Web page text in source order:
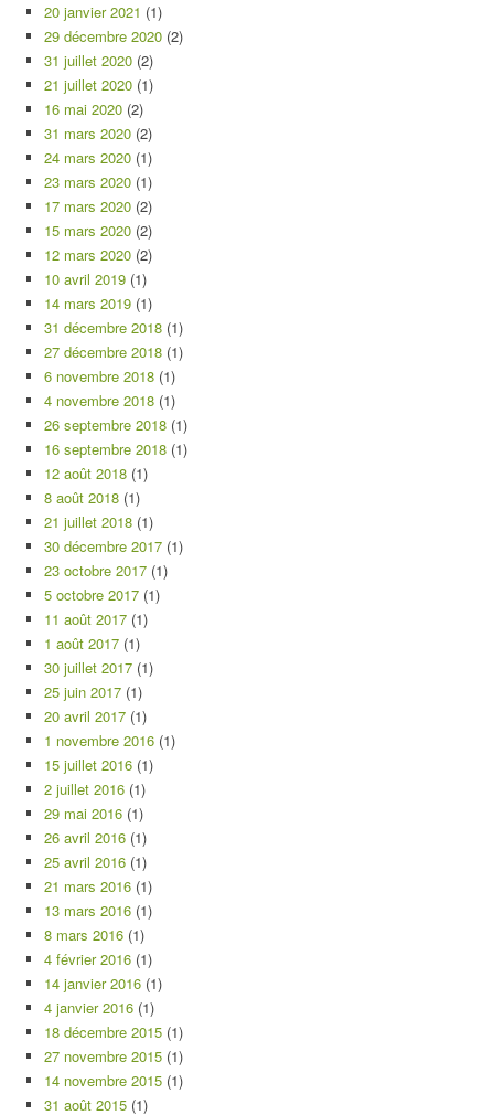
20 janvier 2021 (1)
29 décembre 2020 (2)
31 juillet 2020 (2)
21 juillet 2020 (1)
16 mai 2020 (2)
31 mars 2020 (2)
24 mars 2020 (1)
23 mars 2020 (1)
17 mars 2020 (2)
15 mars 2020 (2)
12 mars 2020 (2)
10 avril 2019 (1)
14 mars 2019 (1)
31 décembre 2018 (1)
27 décembre 2018 (1)
6 novembre 2018 (1)
4 novembre 2018 (1)
26 septembre 2018 (1)
16 septembre 2018 (1)
12 août 2018 (1)
8 août 2018 (1)
21 juillet 2018 (1)
30 décembre 2017 (1)
23 octobre 2017 (1)
5 octobre 2017 (1)
11 août 2017 (1)
1 août 2017 (1)
30 juillet 2017 (1)
25 juin 2017 (1)
20 avril 2017 (1)
1 novembre 2016 (1)
15 juillet 2016 (1)
2 juillet 2016 (1)
29 mai 2016 (1)
26 avril 2016 (1)
25 avril 2016 (1)
21 mars 2016 (1)
13 mars 2016 (1)
8 mars 2016 (1)
4 février 2016 (1)
14 janvier 2016 (1)
4 janvier 2016 (1)
18 décembre 2015 (1)
27 novembre 2015 (1)
14 novembre 2015 (1)
31 août 2015 (1)